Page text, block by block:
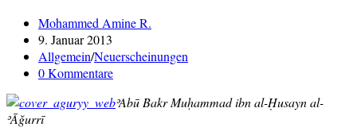
Beitrags-
Autor:
Mohammed Amine R.
Beitrag
veröffentlicht:
9. Januar 2013
Beitrags-
Kategorie:
Allgemein/Neuerscheinungen
Beitrags-
0 Kommentare
ʾAbū Bakr Muḥammad ibn al-Ḥusayn al-
ʾĀǧurrī